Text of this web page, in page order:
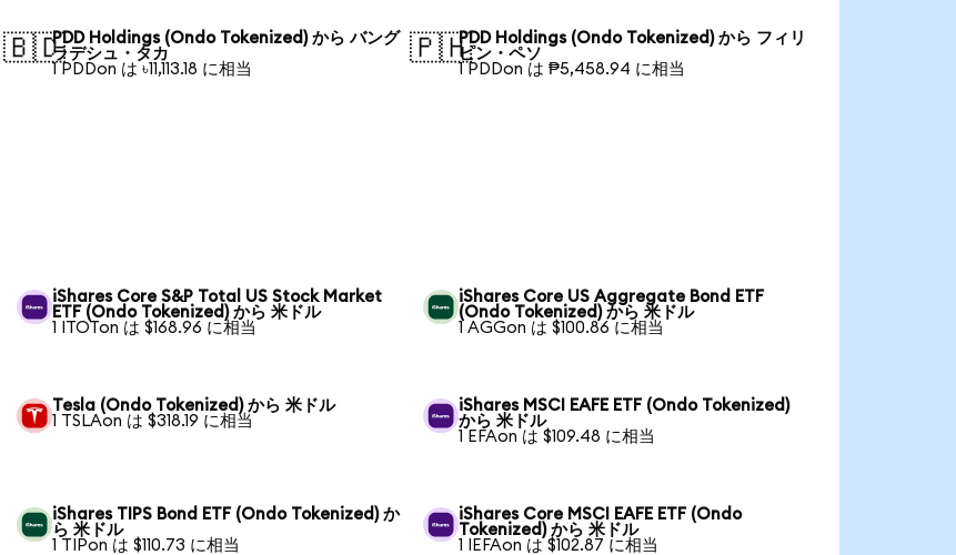
🇧🇩PDD Holdings (Ondo Tokenized) から バング
ラデシュ・タカ
1 PDDon は ৳11,113.18 に相当
🇵🇭PDD Holdings (Ondo Tokenized) から フィリ
ピン・ペソ
1 PDDon は ₱5,458.94 に相当
iShares Core S&P Total US Stock Market
ETF (Ondo Tokenized) から 米ドル
1 ITOTon は $168.96 に相当
iShares Core US Aggregate Bond ETF
(Ondo Tokenized) から 米ドル
1 AGGon は $100.86 に相当
Tesla (Ondo Tokenized) から 米ドル
1 TSLAon は $318.19 に相当
iShares MSCI EAFE ETF (Ondo Tokenized)
から 米ドル
1 EFAon は $109.48 に相当
iShares TIPS Bond ETF (Ondo Tokenized) か
ら 米ドル
1 TIPon は $110.73 に相当
iShares Core MSCI EAFE ETF (Ondo
Tokenized) から 米ドル
1 IEFAon は $102.87 に相当